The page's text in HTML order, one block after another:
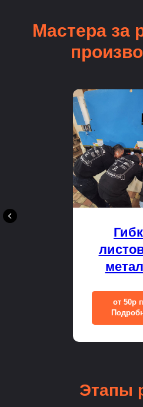
Мастера за
от 50р
Этапы